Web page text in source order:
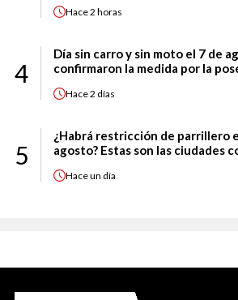
Hace2 horas
4
Día sin carro y sin moto el 7 de
confirmaron la medida por la
Hace2 días
5
¿Habrá restricción de parrillero
agosto? Estas son las ciudades
Haceun día